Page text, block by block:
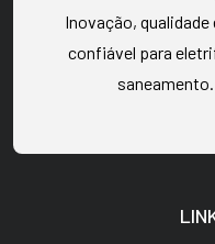
Inovação,
confiável para